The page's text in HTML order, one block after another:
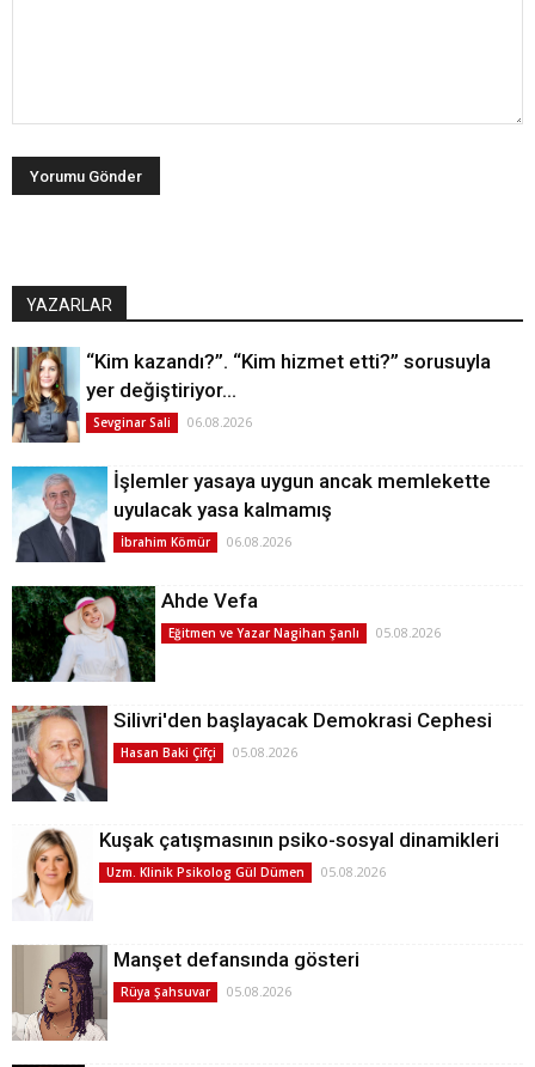
YAZARLAR
“Kim kazandı?”. “Kim hizmet etti?” sorusuyla
yer değiştiriyor…
Sevginar Sali 06.08.2026
İşlemler yasaya uygun ancak memlekette
uyulacak yasa kalmamış
İbrahim Kömür 06.08.2026
Ahde Vefa
Eğitmen ve Yazar Nagihan Şanlı 05.08.2026
Silivri'den başlayacak Demokrasi Cephesi
Hasan Baki Çifçi 05.08.2026
Kuşak çatışmasının psiko-sosyal dinamikleri
Uzm. Klinik Psikolog Gül Dümen 05.08.2026
Manşet defansında gösteri
Rüya Şahsuvar 05.08.2026